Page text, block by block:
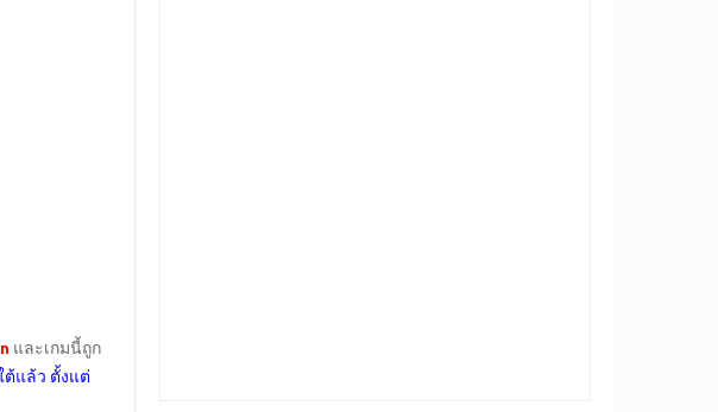
และเกมนี้ถูก
ต้แล้ว ตั้งแต่